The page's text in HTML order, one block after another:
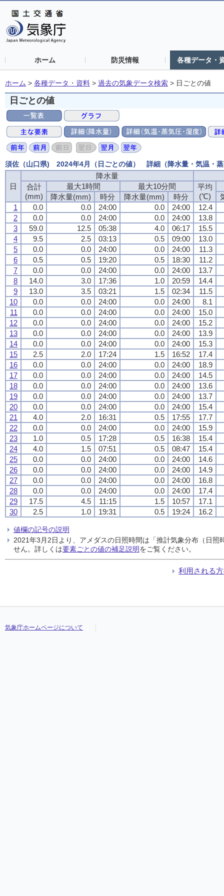
ホーム 防災情報 各種データ・
ホーム > 各種データ・資料 > 過去の気象データ検索 > 日ごとの値
日ごとの値
須佐（山口県) 2024年4月（日ごとの値） 詳細（降水量・気温・蒸
日
降水量
合計
(mm)
最大1時間 最大10分間
平均
(℃)
降水量(mm) 時分 降水量(mm) 時分
1
0.0 0.0 24:00 0.0 24:00
12.4
2
0.0 0.0 24:00 0.0 24:00
13.8
3
59.0 12.5 05:38 4.0 06:17
15.5
4
9.5 2.5 03:13 0.5 09:00
13.0
5
0.0 0.0 24:00 0.0 24:00
11.3
6
0.5 0.5 19:20 0.5 18:30
11.2
7
0.0 0.0 24:00 0.0 24:00
13.7
8
14.0 3.0 17:36 1.0 20:59
14.4
9
13.0 3.5 03:21 1.5 02:34
11.5
10
0.0 0.0 24:00 0.0 24:00
8.1
11
0.0 0.0 24:00 0.0 24:00
15.0
12
0.0 0.0 24:00 0.0 24:00
15.2
13
0.0 0.0 24:00 0.0 24:00
13.9
14
0.0 0.0 24:00 0.0 24:00
15.3
15
2.5 2.0 17:24 1.5 16:52
17.4
16
0.0 0.0 24:00 0.0 24:00
18.9
17
0.0 0.0 24:00 0.0 24:00
14.5
18
0.0 0.0 24:00 0.0 24:00
13.6
19
0.0 0.0 24:00 0.0 24:00
13.7
20
0.0 0.0 24:00 0.0 24:00
15.4
21
4.0 2.0 16:31 0.5 17:55
17.7
22
0.0 0.0 24:00 0.0 24:00
15.9
23
1.0 0.5 17:28 0.5 16:38
15.4
24
4.0 1.5 07:51 0.5 08:47
15.4
25
0.0 0.0 24:00 0.0 24:00
14.6
26
0.0 0.0 24:00 0.0 24:00
14.9
27
0.0 0.0 24:00 0.0 24:00
16.8
28
0.0 0.0 24:00 0.0 24:00
17.4
29
17.5 4.5 11:15 1.5 10:57
17.1
30
2.5 1.0 19:31 0.5 19:24 16.2
値欄の記号の説明
2021年3月2日より、アメダスの日照時間は「推計気象分布（日
せん。詳しくは要素ごとの値の補足説明をご覧ください。
利用される
気象庁ホームページについて